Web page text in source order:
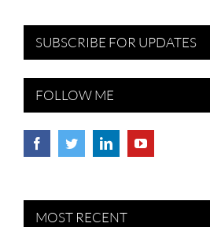
SUBSCRIBE FOR UPDATES
FOLLOW ME
MOST RECENT